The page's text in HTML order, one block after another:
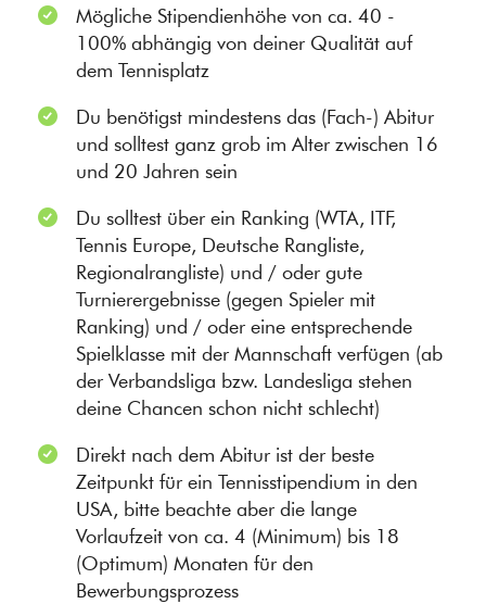
Mögliche Stipendienhöhe von ca. 40 -
100% abhängig von deiner Qualität auf
dem Tennisplatz
Du benötigst mindestens das (Fach-) Abitur
und solltest ganz grob im Alter zwischen 16
und 20 Jahren sein
Du solltest über ein Ranking (WTA, ITF,
Tennis Europe, Deutsche Rangliste,
Regionalrangliste) und / oder gute
Turnierergebnisse (gegen Spieler mit
Ranking) und / oder eine entsprechende
Spielklasse mit der Mannschaft verfügen (ab
der Verbandsliga bzw. Landesliga stehen
deine Chancen schon nicht schlecht)
Direkt nach dem Abitur ist der beste
Zeitpunkt für ein Tennisstipendium in den
USA, bitte beachte aber die lange
Vorlaufzeit von ca. 4 (Minimum) bis 18
(Optimum) Monaten für den
Bewerbungsprozess